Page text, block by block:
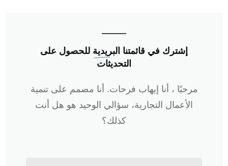
إشترك في قائمتنا البريديةللحصول على
التحديثات
مرحبًا ، أنا إيهاب فرحات. أنا مصمم على تنمية
الأعمال التجارية، سؤالي الوحيد هو هل أنت
كذلك؟